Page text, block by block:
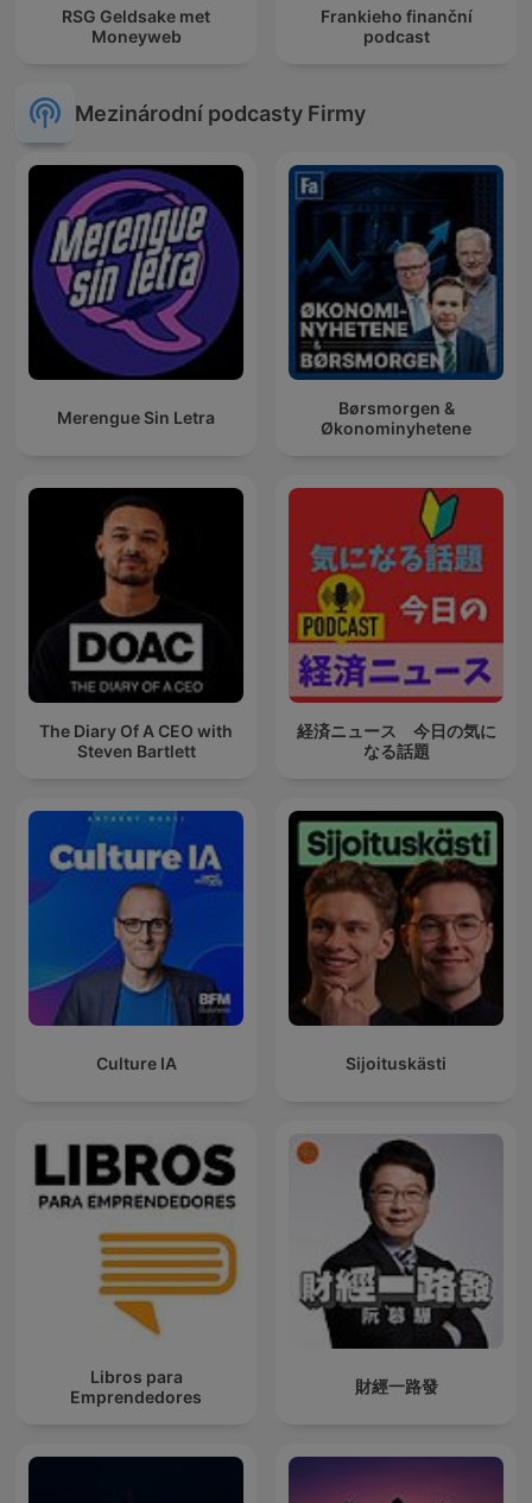
RSG Geldsake met
Moneyweb
Frankieho finanční
podcast
Mezinárodní podcasty Firmy
Merengue Sin Letra
Børsmorgen &
Økonominyhetene
The Diary Of A CEO with
Steven Bartlett
経済ニュース 今日の気に
なる話題
Culture IA Sijoituskästi
Libros para
Emprendedores
財經一路發